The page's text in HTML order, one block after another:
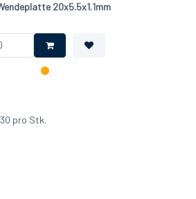
20x5.5x1.1mm
pro Stk.